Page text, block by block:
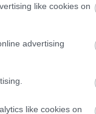
like cookies on
advertising
like cookies on